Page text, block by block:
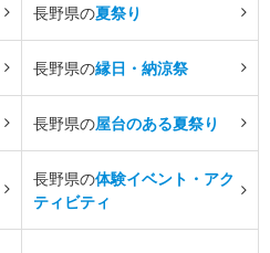
長野県の夏祭り
長野県の縁日・納涼祭
長野県の屋台のある夏祭り
長野県の体験イベント・アク
ティビティ